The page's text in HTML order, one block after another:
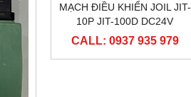
MẠCH ĐIỀU KHIỂN JOIL JIT-
10P JIT-100D DC24V
CALL: 0937 935 979